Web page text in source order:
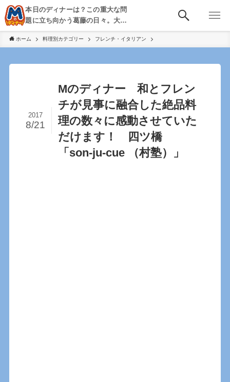
本日のディナーは？この重大な問
題に立ち向かう葛藤の日々。大
阪・京都・神戸を中心とした食べ
歩き、飲み歩きを綴る。
ホーム 料理別カテゴリー フレンチ・イタリアン
Mのディナー 和とフレン
チが見事に融合した絶品料
理の数々に感動させていた
だけます！ 四ツ橋
「son-ju-cue （村塾）」
2017
8/21